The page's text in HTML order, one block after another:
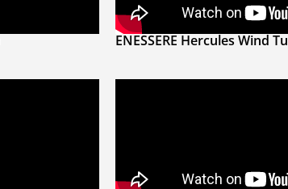
ENESSERE Hercules Wind